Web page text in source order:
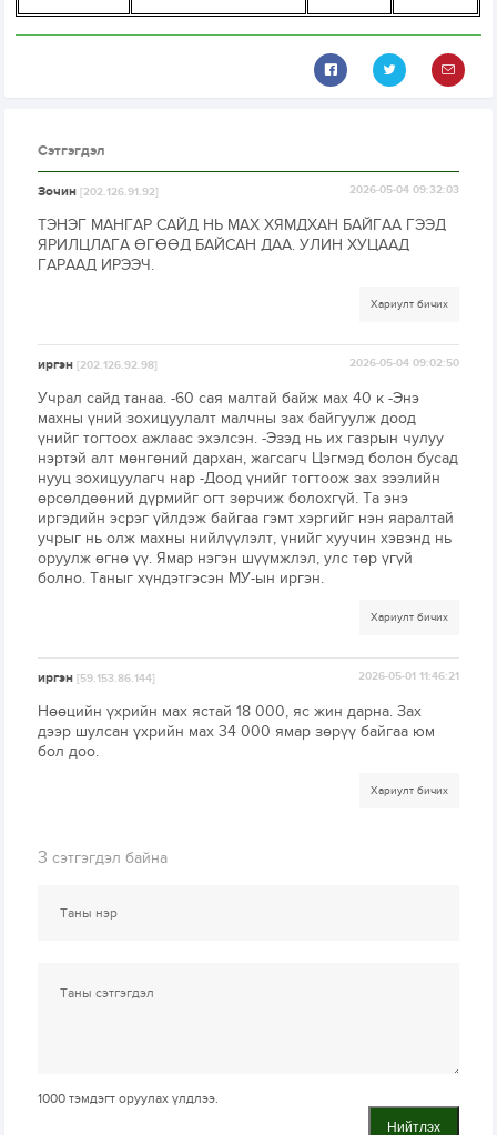
Сэтгэгдэл
Зочин[202.126.91.92] 2026-05-04 09:32:03
ТЭНЭГ МАНГАР САЙД НЬ МАХ ХЯМДХАН БАЙГАА ГЭЭД
ЯРИЛЦЛАГА ӨГӨӨД БАЙСАН ДАА. УЛИН ХУЦААД
ГАРААД ИРЭЭЧ.
Хариулт бичих
иргэн[202.126.92.98] 2026-05-04 09:02:50
Учрал сайд танаа. -60 сая малтай байж мах 40 к -Энэ
махны үний зохицуулалт малчны зах байгуулж доод
үнийг тогтоох ажлаас эхэлсэн. -Эзэд нь их газрын чулуу
нэртэй алт мөнгөний дархан, жагсагч Цэгмэд болон бусад
нууц зохицуулагч нар -Доод үнийг тогтоож зах зээлийн
өрсөлдөөний дүрмийг огт зөрчиж болохгүй. Та энэ
иргэдийн эсрэг үйлдэж байгаа гэмт хэргийг нэн яаралтай
учрыг нь олж махны нийлүүлэлт, үнийг хуучин хэвэнд нь
оруулж өгнө үү. Ямар нэгэн шүүмжлэл, улс төр үгүй
болно. Таныг хүндэтгэсэн МУ-ын иргэн.
Хариулт бичих
иргэн[59.153.86.144] 2026-05-01 11:46:21
Нөөцийн үхрийн мах ястай 18 000, яс жин дарна. Зах
дээр шулсан үхрийн мах 34 000 ямар зөрүү байгаа юм
бол доо.
Хариулт бичих
3 сэтгэгдэл байна
1000 тэмдэгт оруулах үлдлээ.
Нийтлэх